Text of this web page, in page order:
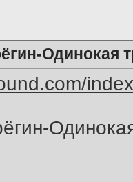
Одинокая